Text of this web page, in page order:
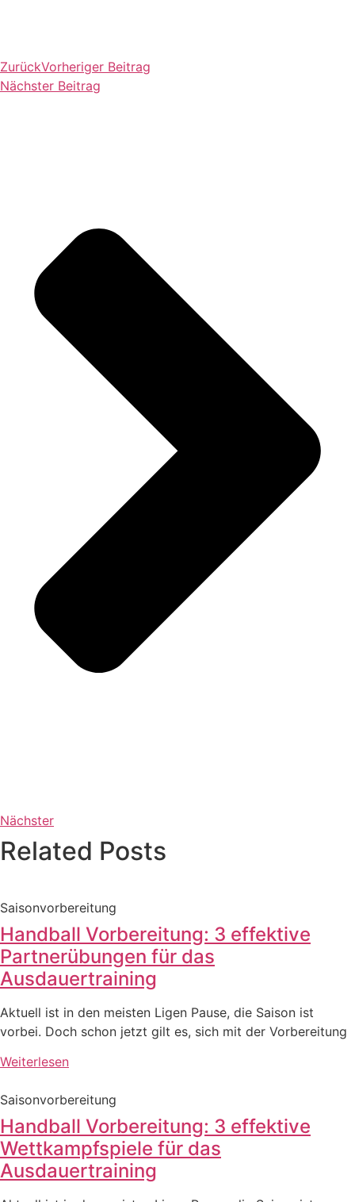
ZurückVorheriger Beitrag
Nächster Beitrag
Nächster
Related Posts
Saisonvorbereitung
Handball Vorbereitung: 3 effektive
Partnerübungen für das
Ausdauertraining
Aktuell ist in den meisten Ligen Pause, die Saison ist
vorbei. Doch schon jetzt gilt es, sich mit der Vorbereitung
Weiterlesen
Saisonvorbereitung
Handball Vorbereitung: 3 effektive
Wettkampfspiele für das
Ausdauertraining